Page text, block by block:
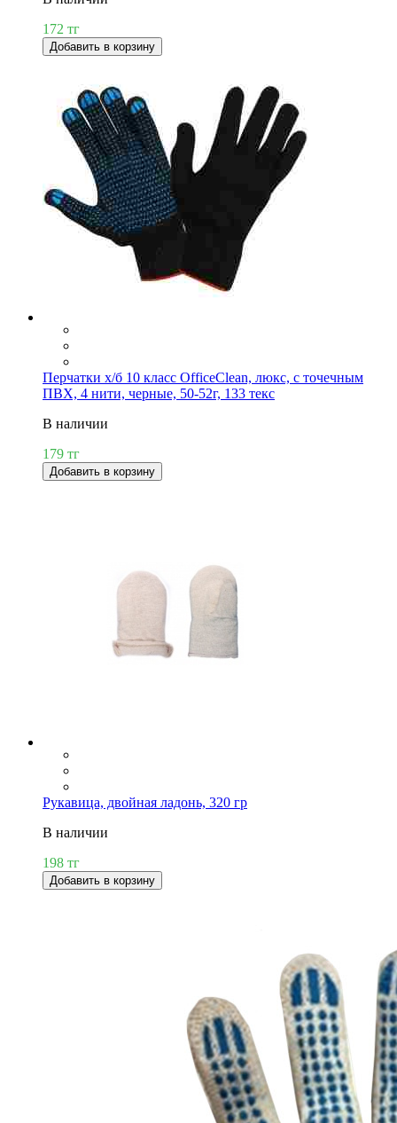
172 тг
Добавить в корзину
Перчатки х/б 10 класс OfficeClean, люкс, с точечным
ПВХ, 4 нити, черные, 50-52г, 133 текс
В наличии
179 тг
Добавить в корзину
Рукавица, двойная ладонь, 320 гр
В наличии
198 тг
Добавить в корзину